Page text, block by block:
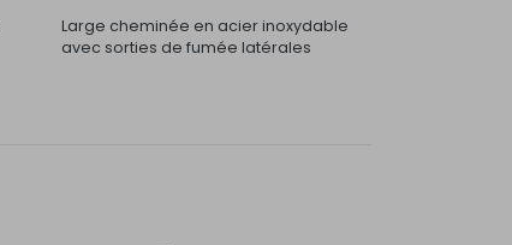
Large cheminée en acier inoxydable
avec sorties de fumée latérales